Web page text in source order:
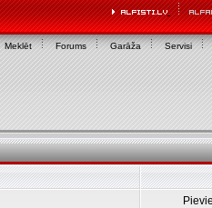
Meklēt Forums Garāža Servisi